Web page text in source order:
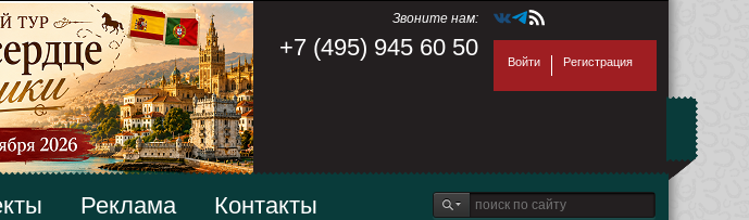
Звоните нам:
+7 (495) 945 60 50
Войти Регистрация
Реклама Контакты